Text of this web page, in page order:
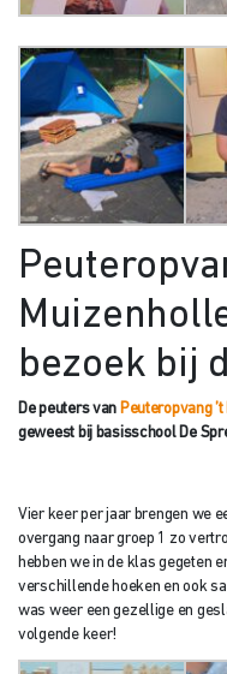
bezoek bij
De peuters van Peuteropvang
geweest bij basisschool De
Vier keer per jaar brengen we
overgang naar groep 1 zo
hebben we in de klas gegeten
verschillende hoeken en ook
was weer een gezellige en
volgende keer!